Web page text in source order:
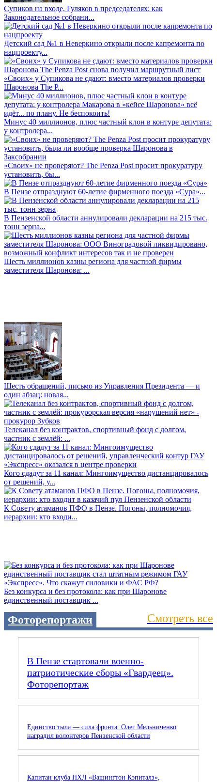
Супиков на входе, Гуляков в председателях: как
Законодательное собрани...
Детский сад №1 в Неверкино открыли после капремонта по
нацпроекту...
«Своих» у Супикова не сдают: вместо материалов проверки
Шаронова The P...
Минус 40 миллионов, плюс частный клон в контуре депутата:
у контролера...
«Своих» не проверяют? The Penza Post просит прокуратуру
установить, бы...
В Пензе отпразднуют 60-летие фирменного поезда «Сура»...
В Пензенской области аннулировали декларации на 215 тыс.
тонн зерна...
Шесть миллионов казны региона для частной фирмы
заместителя Шаронова: ...
Шесть обращений, письмо из Управления Президента — и
один абзац: новая...
Телеканал без контрактов, спортивный фонд с долгом,
частник с землёй: ...
Кого сдадут за 11 канал: Мингоимущество дистанцировалось
от решений, у...
К Совету атаманов ПФО в Пензе. Погоны, полномочия,
иерархии: кто входи...
Без конкурса и без протокола: как при Шаронове
единственный поставщик ...
Фоторепортажи Смотреть все
В Пензе стартовали военно-
патриотические сборы «Гвардеец».
Фоторепортаж
Единство тыла — сила фронта: Олег Мельниченко
наградил волонтеров Пензенской области
Капитан клуба НХЛ «Вашингтон Кэпиталз»,